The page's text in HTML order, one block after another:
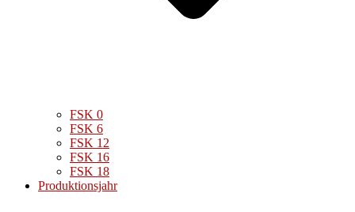
FSK 0
FSK 6
FSK 12
FSK 16
FSK 18
Produktionsjahr